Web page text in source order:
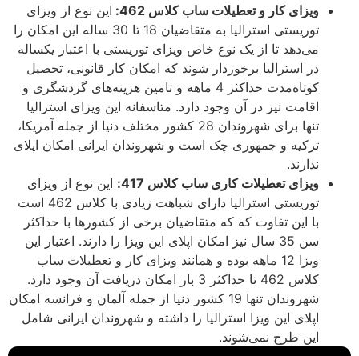
ویزای کار و تعطیلات ساب کلاس 462:
این نوع از ویزای
توریستی استرالیا به متقاضیان 18 تا 30 ساله این امکان را
می‌دهد تا از یک نوع خاص ویزای توریستی با اعتبار یکساله
در استرالیا برخوردار شوند که امکان کار قانونی، تحصیل
کوتاه‌مدت حداکثر 4 ماهه و تامین هزینه‌های گردشگری و
اقامت نیز در آن وجود دارد. متاسفانه این ویزای استرالیا
تنها برای شهروندان 28 کشور مختلف دنیا از جمله آمریکا،
ترکیه و جمهوری چک است و شهروندان ایرانی امکان اپلای
ندارند.
ویزای تعطیلات کاری ساب کلاس 417:
این نوع از ویزای
توریستی استرالیا دارای شباهت زیادی با کلاس 462 است
با این تفاوت که که متقاضیان برخی از کشورها با حداکثر
سن 35 سال نیز امکان اپلای این ویزا را دارند. اعتبار این
ویزا 12 ماهه بوده و همانند ویزای کار و تعطیلات ساب
کلاس 462 تا حداکثر 3 بار امکان دریافت آن وجود دارد.
شهروندان تنها 19 کشور دنیا از جمله آلمان و فرانسه امکان
اپلای این ویزا استرالیا را داشته و شهروندان ایرانی شامل
این طرح نمی‌شوند.